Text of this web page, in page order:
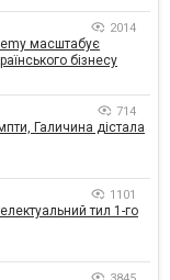
2014
масштабує
бізнесу
714
Галичина дістала
1101
тил 1-го